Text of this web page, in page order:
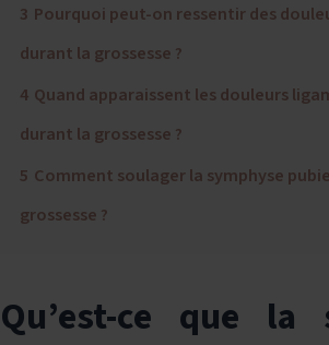
3 Pourquoi peut-on ressentir des
durant la grossesse ?
4 Quand apparaissent les douleurs
durant la grossesse ?
5 Comment soulager la symphyse
grossesse ?
Qu’est-ce que la